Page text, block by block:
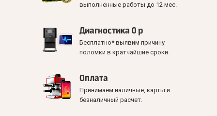
выполненные работы до 12 мес.
Диагностика 0 р
Бесплатно* выявим причину
поломки в кратчайшие сроки.
Оплата
Принимаем наличные, карты и
безналичный расчет.